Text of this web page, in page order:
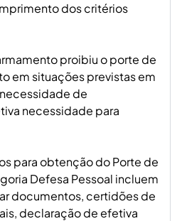
dos critérios
proibiu o porte de
em situações previstas em
de
necessidade para
para obtenção do Porte de
Defesa Pessoal incluem
documentos, certidões de
declaração de efetiva